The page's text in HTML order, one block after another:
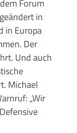
Forum
in
in Europa
Der
Und auch
Michael
„Wir